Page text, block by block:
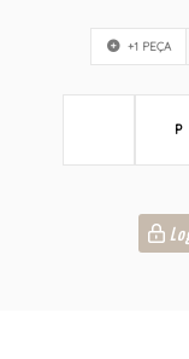
+1 PEÇA
P